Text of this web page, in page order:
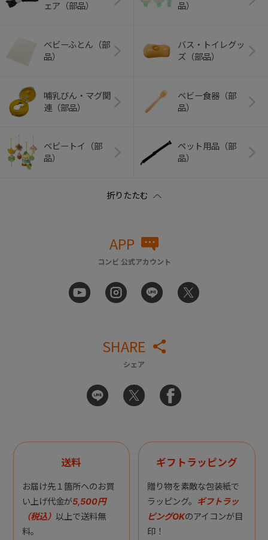
ェア（部品）
品）
ベビーふとん（部
品）
バス・トイレグッ
ズ（部品）
哺乳びん・マグ関
連（部品）
ベビー食器（部
品）
ベビートイ（部
品）
ペット用品（部
品）
APP
コンビ 公式アカウント
SHARE
シェア
送料
お届け先１箇所へのお買
い上げ代金が5,500円
（税込） 以上で送料無
料。
ギフトラッピング
贈り物を素敵な包装紙で
ラッピング。 ギフトラッ
ピングOKのアイコンが目
印！